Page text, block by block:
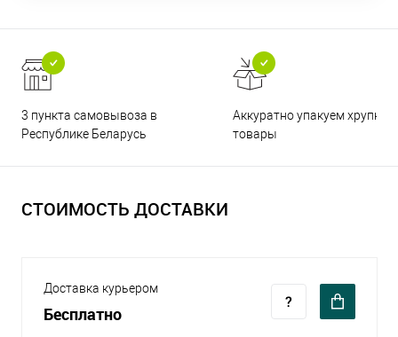
3 пункта самовывоза в
Республике Беларусь
Аккуратно упакуем хрупкие
товары
СТОИМОСТЬ ДОСТАВКИ
Доставка курьером
Бесплатно